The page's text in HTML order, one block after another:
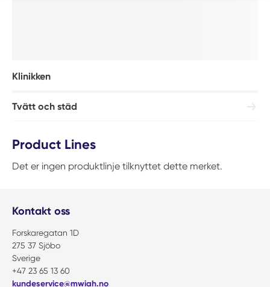
Klinikken
Tvätt och städ
Product Lines
Det er ingen produktlinje tilknyttet dette merket.
Kontakt oss
Forskaregatan 1D
275 37 Sjöbo
Sverige
+47 23 65 13 60
kundeservice@mwiah.no